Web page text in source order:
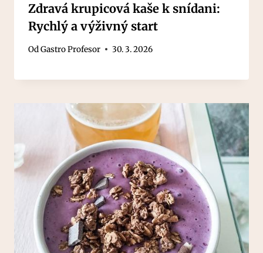
Zdravá krupicová kaše k snídani:
Rychlý a výživný start
OdGastro Profesor 30. 3. 2026